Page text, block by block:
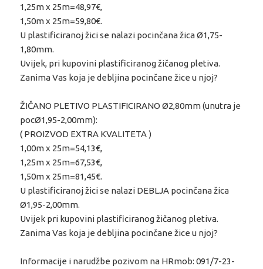
1,25m x 25m=48,97€,
1,50m x 25m=59,80€.
U plastificiranoj žici se nalazi pocinčana žica Ø1,75-
1,80mm.
Uvijek, pri kupovini plastificiranog žičanog pletiva.
Zanima Vas koja je debljina pocinčane žice u njoj?
ŽIČANO PLETIVO PLASTIFICIRANO Ø2,80mm (unutra je
pocØ1,95-2,00mm):
( PROIZVOD EXTRA KVALITETA )
1,00m x 25m=54,13€,
1,25m x 25m=67,53€,
1,50m x 25m=81,45€.
U plastificiranoj žici se nalazi DEBLJA pocinčana žica
Ø1,95-2,00mm.
Uvijek pri kupovini plastificiranog žičanog pletiva.
Zanima Vas koja je debljina pocinčane žice u njoj?
Informacije i narudžbe pozivom na HRmob: 091/7-23-